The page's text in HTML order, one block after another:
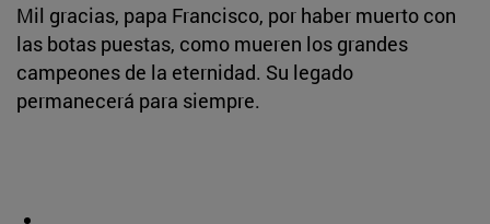
Mil gracias, papa Francisco, por haber muerto con
las botas puestas, como mueren los grandes
campeones de la eternidad. Su legado
permanecerá para siempre.